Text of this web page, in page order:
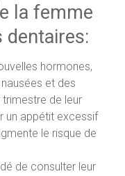
la femme
dentaires:
hormones,
et des
de leur
un appétit excessif
le risque de
de consulter leur